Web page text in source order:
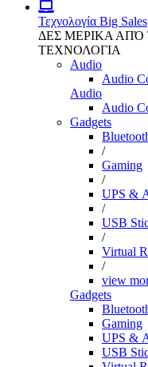
Τεχνολογία Big Sales
ΔΕΣ ΜΕΡΙΚΑ ΑΠΌ
ΤΕΧΝΟΛΟΓΙΑ
Audio
Audio
Audio
Audio
Gadgets
/
Gaming
/
UPS &
/
USB
/
Virtual
/
view
Gadgets
Gaming
UPS &
USB